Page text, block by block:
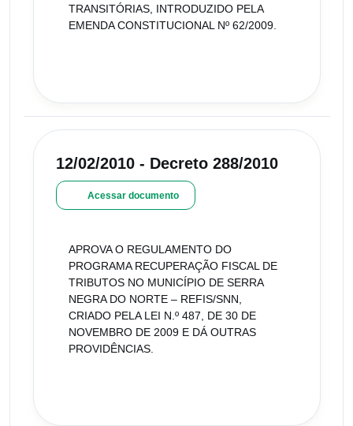
TRANSITÓRIAS, INTRODUZIDO PELA
EMENDA CONSTITUCIONAL Nº 62/2009.
12/02/2010 - Decreto 288/2010
Acessar documento
APROVA O REGULAMENTO DO
PROGRAMA RECUPERAÇÃO FISCAL DE
TRIBUTOS NO MUNICÍPIO DE SERRA
NEGRA DO NORTE – REFIS/SNN,
CRIADO PELA LEI N.º 487, DE 30 DE
NOVEMBRO DE 2009 E DÁ OUTRAS
PROVIDÊNCIAS.